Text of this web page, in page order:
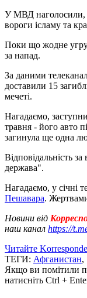
У МВД наголосили,
вороги ісламу та
Поки що жодне
за напад.
За даними
доставили 15
мечеті.
Нагадаємо,
травня - його авто
загинула ще одна
Відповідальність
держава".
Нагадаємо, у січні
Пешавара.
Новини від
наш канал https://
Читайте
ТЕГИ: Афганистан,
Якщо ви помітили
натисніть Ctrl +